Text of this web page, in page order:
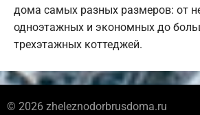
дома самых разных размеров: от
одноэтажных и экономных до
трехэтажных коттеджей.
© 2026 zheleznodorbrusdoma.ru